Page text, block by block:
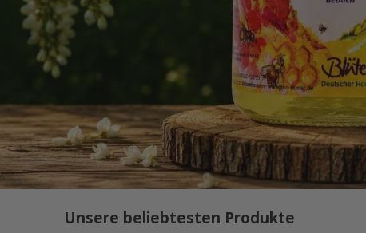
Unsere beliebtesten Produkte